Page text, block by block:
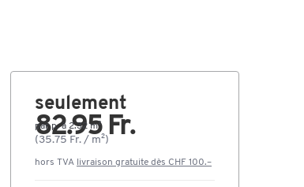
seulement
82.95 Fr.
par p. à 2.32 m²
(35.75 Fr. / m²)
hors TVA livraison gratuite dès CHF 100.–